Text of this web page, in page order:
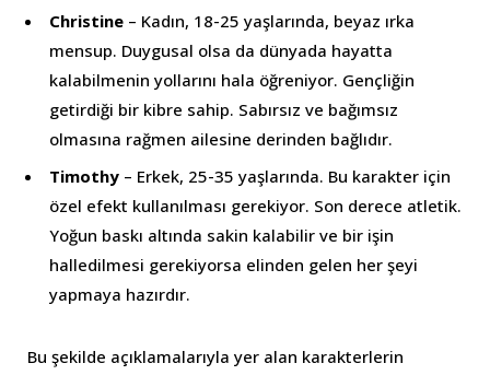
Christine – Kadın, 18-25 yaşlarında, beyaz ırka
mensup. Duygusal olsa da dünyada hayatta
kalabilmenin yollarını hala öğreniyor. Gençliğin
getirdiği bir kibre sahip. Sabırsız ve bağımsız
olmasına rağmen ailesine derinden bağlıdır.
Timothy – Erkek, 25-35 yaşlarında. Bu karakter için
özel efekt kullanılması gerekiyor. Son derece atletik.
Yoğun baskı altında sakin kalabilir ve bir işin
halledilmesi gerekiyorsa elinden gelen her şeyi
yapmaya hazırdır.
Bu şekilde açıklamalarıyla yer alan karakterlerin